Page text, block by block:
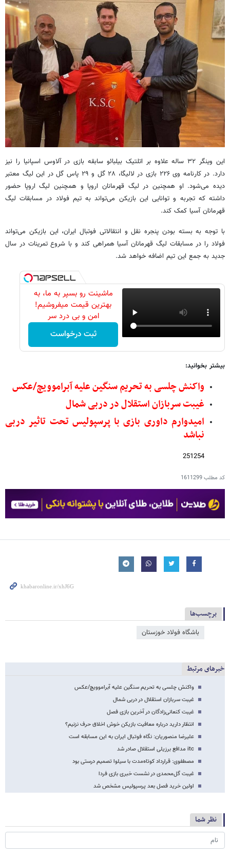
این وینگر ۳۲ ساله علاوه بر اتلتیک بیلبائو سابقه بازی در آلاوس اسپانیا را نیز
دارد. در کارنامه وی ۲۲۶ بازی در لالیگا، ۲۸ گل و ۲۹ پاس گل در این لیگ معتبر
دیده می‌شود. او همچنین در لیگ قهرمانان اروپا و همچنین لیگ اروپا حضور
داشته که تجربه و توانایی این بازیکن می‌تواند به تیم فولاد در مسابقات لیگ
قهرمانان آسیا کمک کند.
با توجه به بسته بودن پنجره نقل و انتقالاتی فوتبال ایران، این بازیکن می‌تواند
فولاد را در مسابقات لیگ قهرمانان آسیا همراهی کند و با شروع تمرینات در سال
جدید به جمع این تیم اضافه خواهد شد.
ماشینت رو بسپر به ما، به
بهترین قیمت میفروشیم!
امن و بی درد سر
ثبت درخواست
بیشتر بخوانید:
واکنش چلسی به تحریم سنگین علیه آبراموویچ/عکس
غیبت سربازان استقلال در دربی شمال
امیدوارم داوری بازی با پرسپولیس تحت تاثیر دربی
نباشد
251254
کد مطلب1611299
برچسب‌ها
باشگاه فولاد خوزستان
خبرهای مرتبط
واکنش چلسی به تحریم سنگین علیه آبراموویچ/عکس
غیبت سربازان استقلال در دربی شمال
غیبت کنعانی‌زادگان در آخرین بازی فصل
انتظار دارید درباره معافیت بازیکن خوش اخلاق حرف نزنیم؟
علیرضا منصوریان: نگاه فوتبال ایران به این مسابقه است
itc مدافع برزیلی استقلال صادر شد
مصطفوی: قرارداد کوتاه‌مدت با سیلوا تصمیم درستی بود
غیبت گل‌محمدی در نشست خبری بازی فردا
اولین خرید فصل بعد پرسپولیس مشخص شد
نظر شما